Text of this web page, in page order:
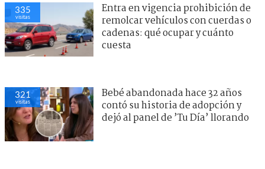
335
visitas
Entra en vigencia prohibición de
remolcar vehículos con cuerdas o
cadenas: qué ocupar y cuánto
cuesta
321
visitas
Bebé abandonada hace 32 años
contó su historia de adopción y
dejó al panel de ’Tu Día’ llorando